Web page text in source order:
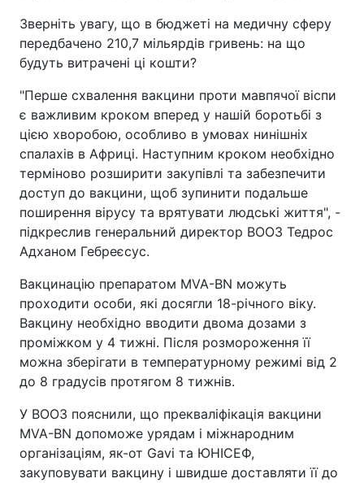
Зверніть увагу, що в бюджеті на медичну сферу
передбачено 210,7 мільярдів гривень: на що
будуть витрачені ці кошти?
"Перше схвалення вакцини проти мавпячої віспи
є важливим кроком вперед у нашій боротьбі з
цією хворобою, особливо в умовах нинішніх
спалахів в Африці. Наступним кроком необхідно
терміново розширити закупівлі та забезпечити
доступ до вакцини, щоб зупинити подальше
поширення вірусу та врятувати людські життя", -
підкреслив генеральний директор ВООЗ Тедрос
Адханом Гебреєсус.
Вакцинацію препаратом MVA-BN можуть
проходити особи, які досягли 18-річного віку.
Вакцину необхідно вводити двома дозами з
проміжком у 4 тижні. Після розмороження її
можна зберігати в температурному режимі від 2
до 8 градусів протягом 8 тижнів.
У ВООЗ пояснили, що прекваліфікація вакцини
MVA-BN допоможе урядам і міжнародним
організаціям, як-от Gavi та ЮНІСЕФ,
закуповувати вакцину і швидше доставляти її до